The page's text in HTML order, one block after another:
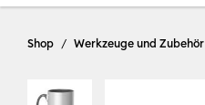
Shop Werkzeuge und Zubehör